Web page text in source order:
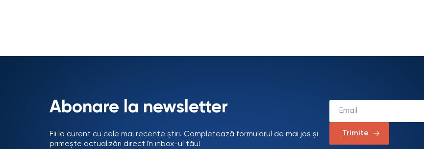
Abonare la newsletter
Fii la curent cu cele mai recente știri. Completează formularul de mai jos și
primește actualizări direct în inbox-ul tău!
Trimite